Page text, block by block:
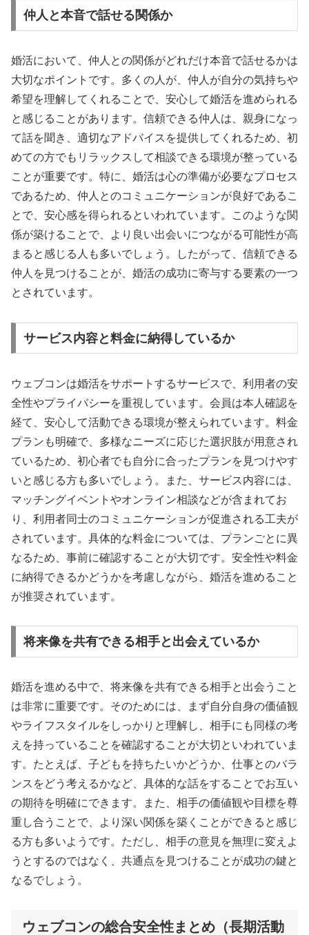
仲人と本音で話せる関係か
婚活において、仲人との関係がどれだけ本音で話せるかは
大切なポイントです。多くの人が、仲人が自分の気持ちや
希望を理解してくれることで、安心して婚活を進められる
と感じることがあります。信頼できる仲人は、親身になっ
て話を聞き、適切なアドバイスを提供してくれるため、初
めての方でもリラックスして相談できる環境が整っている
ことが重要です。特に、婚活は心の準備が必要なプロセス
であるため、仲人とのコミュニケーションが良好であるこ
とで、安心感を得られるといわれています。このような関
係が築けることで、より良い出会いにつながる可能性が高
まると感じる人も多いでしょう。したがって、信頼できる
仲人を見つけることが、婚活の成功に寄与する要素の一つ
とされています。
サービス内容と料金に納得しているか
ウェブコンは婚活をサポートするサービスで、利用者の安
全性やプライバシーを重視しています。会員は本人確認を
経て、安心して活動できる環境が整えられています。料金
プランも明確で、多様なニーズに応じた選択肢が用意され
ているため、初心者でも自分に合ったプランを見つけやす
いと感じる方も多いでしょう。また、サービス内容には、
マッチングイベントやオンライン相談などが含まれてお
り、利用者同士のコミュニケーションが促進される工夫が
されています。具体的な料金については、プランごとに異
なるため、事前に確認することが大切です。安全性や料金
に納得できるかどうかを考慮しながら、婚活を進めること
が推奨されています。
将来像を共有できる相手と出会えているか
婚活を進める中で、将来像を共有できる相手と出会うこと
は非常に重要です。そのためには、まず自分自身の価値観
やライフスタイルをしっかりと理解し、相手にも同様の考
えを持っていることを確認することが大切といわれていま
す。たとえば、子どもを持ちたいかどうか、仕事とのバラ
ンスをどう考えるかなど、具体的な話をすることでお互い
の期待を明確にできます。また、相手の価値観や目標を尊
重し合うことで、より深い関係を築くことができると感じ
る方も多いようです。ただし、相手の意見を無理に変えよ
うとするのではなく、共通点を見つけることが成功の鍵と
なるでしょう。
ウェブコンの総合安全性まとめ（長期活動